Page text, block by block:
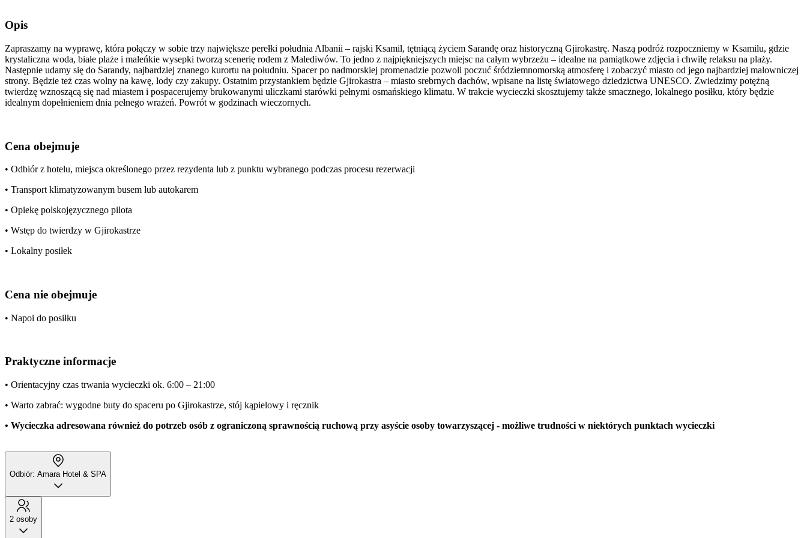
Opis
Zapraszamy na wyprawę, która połączy w sobie trzy największe perełki południa Albanii – rajski Ksamil, tętniącą życiem Sarandę oraz historyczną Gjirokastrę. Naszą podróż rozpoczniemy w Ksamilu, gdzie
krystaliczna woda, białe plaże i maleńkie wysepki tworzą scenerię rodem z Malediwów. To jedno z najpiękniejszych miejsc na całym wybrzeżu – idealne na pamiątkowe zdjęcia i chwilę relaksu na plaży.
Następnie udamy się do Sarandy, najbardziej znanego kurortu na południu. Spacer po nadmorskiej promenadzie pozwoli poczuć śródziemnomorską atmosferę i zobaczyć miasto od jego najbardziej malowniczej
strony. Będzie też czas wolny na kawę, lody czy zakupy. Ostatnim przystankiem będzie Gjirokastra – miasto srebrnych dachów, wpisane na listę światowego dziedzictwa UNESCO. Zwiedzimy potężną
twierdzę wznoszącą się nad miastem i pospacerujemy brukowanymi uliczkami starówki pełnymi osmańskiego klimatu. W trakcie wycieczki skosztujemy także smacznego, lokalnego posiłku, który będzie
idealnym dopełnieniem dnia pełnego wrażeń. Powrót w godzinach wieczornych.
Cena obejmuje
• Odbiór z hotelu, miejsca określonego przez rezydenta lub z punktu wybranego podczas procesu rezerwacji
• Transport klimatyzowanym busem lub autokarem
• Opiekę polskojęzycznego pilota
• Wstęp do twierdzy w Gjirokastrze
• Lokalny posiłek
Cena nie obejmuje
• Napoi do posiłku
Praktyczne informacje
• Orientacyjny czas trwania wycieczki ok. 6:00 – 21:00
• Warto zabrać: wygodne buty do spaceru po Gjirokastrze, stój kąpielowy i ręcznik
• Wycieczka adresowana również do potrzeb osób z ograniczoną sprawnością ruchową przy asyście osoby towarzyszącej - możliwe trudności w niektórych punktach wycieczki
Odbiór: Amara Hotel & SPA
2 osoby